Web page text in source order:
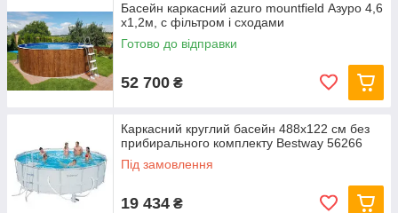
Басейн каркасний azuro mountfield Азуро 4,6
х1,2м, c фільтром і сходами
Готово до відправки
52 700 ₴
Каркасний круглий басейн 488x122 см без
прибирального комплекту Bestway 56266
Під замовлення
19 434 ₴